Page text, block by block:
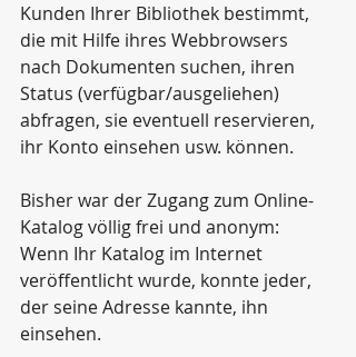
Kunden Ihrer Bibliothek bestimmt,
die mit Hilfe ihres Webbrowsers
nach Dokumenten suchen, ihren
Status (verfügbar/ausgeliehen)
abfragen, sie eventuell reservieren,
ihr Konto einsehen usw. können.
Bisher war der Zugang zum Online-
Katalog völlig frei und anonym:
Wenn Ihr Katalog im Internet
veröffentlicht wurde, konnte jeder,
der seine Adresse kannte, ihn
einsehen.